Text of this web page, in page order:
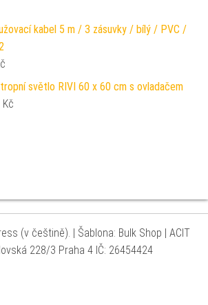
kabel 5 m / 3 zásuvky / bílý / PVC /
světlo RIVI 60 x 60 cm s ovladačem
Kč
(v češtině). | Šablona: Bulk Shop | ACIT
228/3 Praha 4 IČ: 26454424